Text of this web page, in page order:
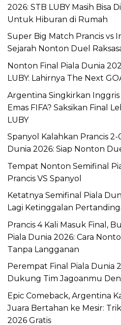
2026: STB LUBY Masih Bisa
Untuk Hiburan di Rumah
Super Big Match Prancis vs
Sejarah Nonton Duel
Nonton Final Piala Dunia
LUBY: Lahirnya The Next
Argentina Singkirkan Inggris
Emas FIFA? Saksikan Final
LUBY
Spanyol Kalahkan Prancis 2-
Dunia 2026: Siap Nonton
Tempat Nonton Semifinal
Prancis VS Spanyol
Ketatnya Semifinal Piala
Lagi Ketinggalan
Prancis 4 Kali Masuk Final,
Piala Dunia 2026: Cara
Tanpa Langganan
Perempat Final Piala Dunia
Dukung Tim Jagoanmu
Epic Comeback, Argentina
Juara Bertahan ke Mesir:
2026 Gratis